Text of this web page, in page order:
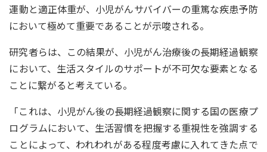
運動と適正体重が、小児がんサバイバーの重篤な疾患予防
において極めて重要であることが示唆される。
研究者らは、この結果が、小児がん治療後の長期経過観察
において、生活スタイルのサポートが不可欠な要素となる
ことに繋がると考えている。
「これは、小児がん後の長期経過観察に関する国の医療プ
ログラムにおいて、生活習慣を把握する重視性を強調する
ことによって、われわれがある程度考慮に入れてきた点で